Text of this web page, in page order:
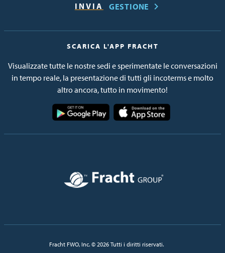
GESTIONE
SCARICA L'APP FRACHT
Visualizzate tutte le nostre sedi e sperimentate le conversazioni
in tempo reale, la presentazione di tutti gli incoterms e molto
altro ancora, tutto in movimento!
Immagine
Immagine
Fracht FWO, Inc. © 2026 Tutti i diritti riservati.